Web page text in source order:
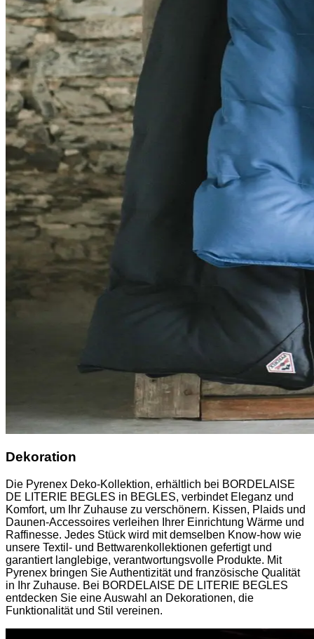
Dekoration
Die Pyrenex Deko-Kollektion, erhältlich bei BORDELAISE
DE LITERIE BEGLES in BEGLES, verbindet Eleganz und
Komfort, um Ihr Zuhause zu verschönern. Kissen, Plaids und
Daunen-Accessoires verleihen Ihrer Einrichtung Wärme und
Raffinesse. Jedes Stück wird mit demselben Know-how wie
unsere Textil- und Bettwarenkollektionen gefertigt und
garantiert langlebige, verantwortungsvolle Produkte. Mit
Pyrenex bringen Sie Authentizität und französische Qualität
in Ihr Zuhause. Bei BORDELAISE DE LITERIE BEGLES
entdecken Sie eine Auswahl an Dekorationen, die
Funktionalität und Stil vereinen.